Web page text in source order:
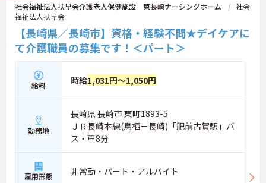
社会福祉法人扶早会介護老人保健施設 東長崎ナーシングホーム
社会
福祉法人扶早会
【長崎県／長崎市】資格・経験不問★デイケアに
て介護職員の募集です！＜パート＞
給料 時給1,031円～1,050円
勤務地
長崎県 長崎市 東町1893-5
ＪＲ長崎本線(鳥栖－長崎)「肥前古賀駅」バ
ス・車8分
雇用形態 非常勤・パート・アルバイト